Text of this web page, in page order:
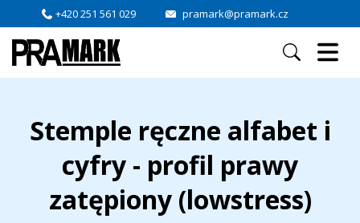
+420 251 561 029 pramark@pramark.cz
Stemple ręczne alfabet i
cyfry - profil prawy
zatępiony (lowstress)